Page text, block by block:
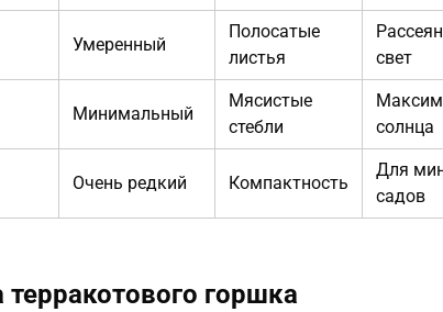
Умеренный
Полосатые
листья
свет
Минимальный
Мясистые
стебли
солнца
Очень редкий Компактность
Для
садов
горшка